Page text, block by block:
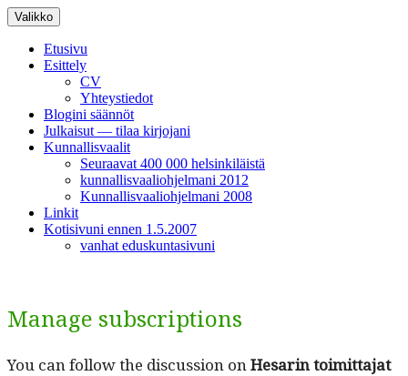
Siirry
sisältöön
Valikko
Etusivu
Esittely
CV
Yhteystiedot
Blogini säännöt
Julkaisut — tilaa kirjojani
Kunnallisvaalit
Seuraavat 400 000 helsinkiläistä
kunnallisvaaliohjelmani 2012
Kunnallisvaaliohjelmani 2008
Linkit
Kotisivuni ennen 1.5.2007
vanhat eduskuntasivuni
Manage subscriptions
You can fol­low the dis­cus­sion onHesarin toimit­ta­jat